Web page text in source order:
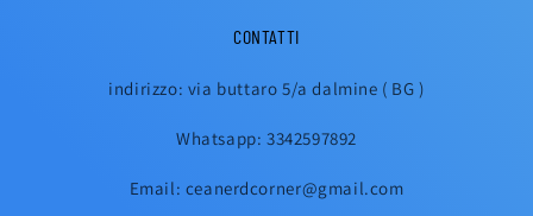
CONTATTI
indirizzo: via buttaro 5/a dalmine ( BG )
Whatsapp: 3342597892
Email: ceanerdcorner@gmail.com